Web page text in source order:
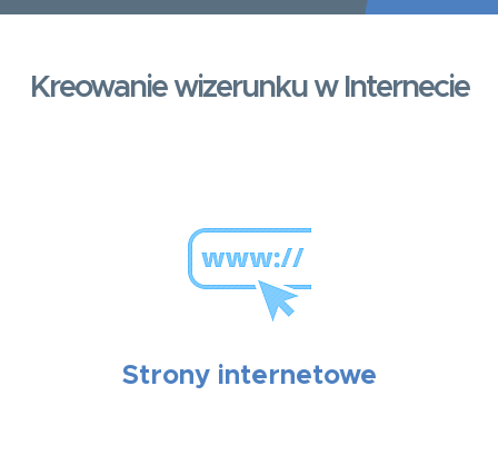
Kreowanie wizerunku w Internecie
Strony internetowe